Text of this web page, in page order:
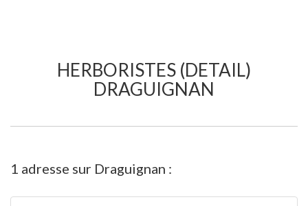
HERBORISTES (DETAIL)
DRAGUIGNAN
1 adresse sur Draguignan :